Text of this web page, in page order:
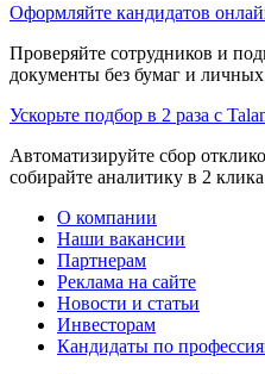
Оформляйте кандидатов
Проверяйте сотрудников и
документы без бумаг и личных
Ускорьте подбор в 2 раза с
Автоматизируйте сбор
собирайте аналитику в 2 клика
О компании
Наши вакансии
Партнерам
Реклама на сайте
Новости и статьи
Инвесторам
Кандидаты по